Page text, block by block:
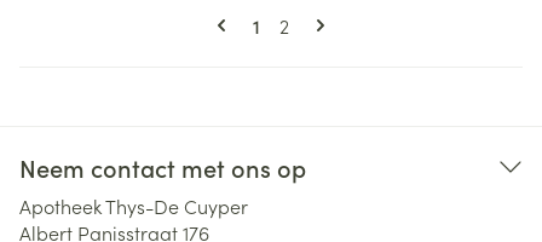
Pagina's
U lees momenteel pagina
1 Pagina
2
Neem contact met ons op
Apotheek Thys-De Cuyper
Albert Panisstraat 176